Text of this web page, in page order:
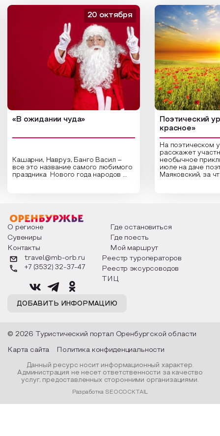
«В ожидании чуда»
Кашарни, Навруз, Банго Васил –
все это название самого любимого
праздника Нового года народов
о том, как встречают новый год в
разных уголках страны, какие
обряды совершают на удачу и
благополучие, в чем схожи и
различаются традиции. Кто такой
Дед Мороз и откуда он пришел, как
его называют в разных уголках
страны и как появились елочные
20 октября
Поэтический
красное»
На поэтическом
расскажет
необычное
июле на даче
Маяковский, за
Твардовского и
каждой строчке
восхищение
яркому времени
О регионе
Где остановиться
Сувениры
Где поесть
Контакты
Мой маршрут
ДОБАВИТЬ ИНФОРМАЦИЮ
travel@mb-orb.ru
+7 (3532) 32-37-47
Реестр туроператоров
Реестр эксурсоводов
ТИЦ
© 2026 Туристический портал Оренбургской области
Карта сайта Политика конфиденциальности
Данный ресурс носит информационный характер.
Администрация не несет ответственности за качество
услуг, предоставленных сторонними организациями.
Разработка SEOCOCKTAIL